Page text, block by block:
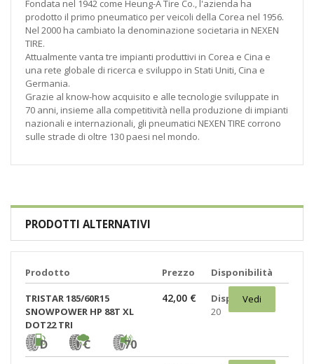
Fondata nel 1942 come Heung-A Tire Co., l'azienda ha
prodotto il primo pneumatico per veicoli della Corea nel 1956.
Nel 2000 ha cambiato la denominazione societaria in NEXEN
TIRE.
Attualmente vanta tre impianti produttivi in Corea e Cina e
una rete globale di ricerca e sviluppo in Stati Uniti, Cina e
Germania.
Grazie al know-how acquisito e alle tecnologie sviluppate in
70 anni, insieme alla competitività nella produzione di impianti
nazionali e internazionali, gli pneumatici NEXEN TIRE corrono
sulle strade di oltre 130 paesi nel mondo.
PRODOTTI ALTERNATIVI
Prodotto Prezzo Disponibilità
TRISTAR 185/60R15
SNOWPOWER HP 88T XL
DOT22 TRI
D C 70
42,00 €
Disponibili:
20
Vedi